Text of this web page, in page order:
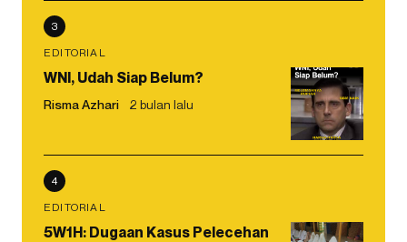
3
EDITORIAL
WNI, Udah Siap Belum?
Risma Azhari 2 bulan lalu
4
EDITORIAL
5W1H: Dugaan Kasus Pelecehan